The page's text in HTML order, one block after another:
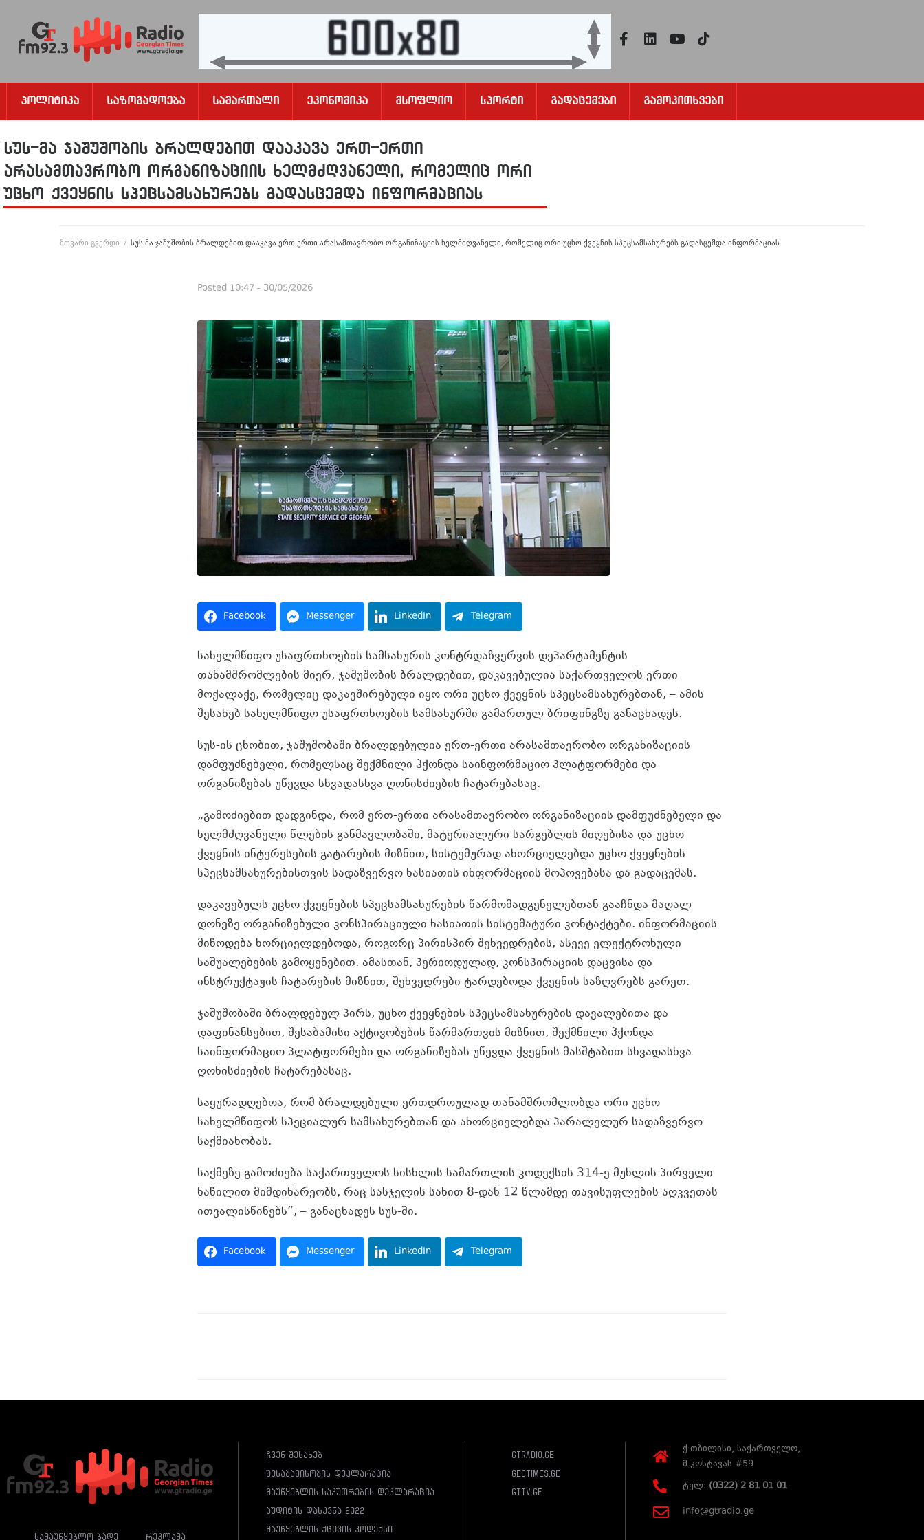
Პოლიტიკა Საზოგადოება Სამართალი Ეკონომიკა Მსოფლიო Სპორტი Გადაცემები Გამოკითხვები
სუს-მა ჯაშუშობის ბრალდებით დააკავა ერთ-ერთი
არასამთავრობო ორგანიზაციის ხელმძღვანელი, რომელიც ორი
უცხო ქვეყნის სპეცსამსახურებს გადასცემდა ინფორმაციას
მთვარი გვერდი / სუს-მა ჯაშუშობის ბრალდებით დააკავა ერთ-ერთი არასამთავრობო ორგანიზაციის ხელმძღვანელი, რომელიც ორი უცხო ქვეყნის სპეცსამსახურებს გადასცემდა ინფორმაციას
Posted 10:47 - 30/05/2026
Facebook Messenger LinkedIn Telegram
სახელმწიფო უსაფრთხოების სამსახურის კონტრდაზვერვის დეპარტამენტის
თანამშრომლების მიერ, ჯაშუშობის ბრალდებით, დაკავებულია საქართველოს ერთი
მოქალაქე, რომელიც დაკავშირებული იყო ორი უცხო ქვეყნის სპეცსამსახურებთან, – ამის
შესახებ სახელმწიფო უსაფრთხოების სამსახურში გამართულ ბრიფინგზე განაცხადეს.
სუს-ის ცნობით, ჯაშუშობაში ბრალდებულია ერთ-ერთი არასამთავრობო ორგანიზაციის
დამფუძნებელი, რომელსაც შექმნილი ჰქონდა საინფორმაციო პლატფორმები და
ორგანიზებას უწევდა სხვადასხვა ღონისძიების ჩატარებასაც.
„გამოძიებით დადგინდა, რომ ერთ-ერთი არასამთავრობო ორგანიზაციის დამფუძნებელი და
ხელმძღვანელი წლების განმავლობაში, მატერიალური სარგებლის მიღებისა და უცხო
ქვეყნის ინტერესების გატარების მიზნით, სისტემურად ახორციელებდა უცხო ქვეყნების
სპეცსამსახურებისთვის სადაზვერვო ხასიათის ინფორმაციის მოპოვებასა და გადაცემას.
დაკავებულს უცხო ქვეყნების სპეცსამსახურების წარმომადგენელებთან გააჩნდა მაღალ
დონეზე ორგანიზებული კონსპირაციული ხასიათის სისტემატური კონტაქტები. ინფორმაციის
მიწოდება ხორციელდებოდა, როგორც პირისპირ შეხვედრების, ასევე ელექტრონული
საშუალებების გამოყენებით. ამასთან, პერიოდულად, კონსპირაციის დაცვისა და
ინსტრუქტაჟის ჩატარების მიზნით, შეხვედრები ტარდებოდა ქვეყნის საზღვრებს გარეთ.
ჯაშუშობაში ბრალდებულ პირს, უცხო ქვეყნების სპეცსამსახურების დავალებითა და
დაფინანსებით, შესაბამისი აქტივობების წარმართვის მიზნით, შექმნილი ჰქონდა
საინფორმაციო პლატფორმები და ორგანიზებას უწევდა ქვეყნის მასშტაბით სხვადასხვა
ღონისძიების ჩატარებასაც.
საყურადღებოა, რომ ბრალდებული ერთდროულად თანამშრომლობდა ორი უცხო
სახელმწიფოს სპეციალურ სამსახურებთან და ახორციელებდა პარალელურ სადაზვერვო
საქმიანობას.
საქმეზე გამოძიება საქართველოს სისხლის სამართლის კოდექსის 314-ე მუხლის პირველი
ნაწილით მიმდინარეობს, რაც სასჯელის სახით 8-დან 12 წლამდე თავისუფლების აღკვეთას
ითვალისწინებს”, – განაცხადეს სუს-ში.
Facebook Messenger LinkedIn Telegram
სამაუწყებლო ბადე რეკლამა
ჩვენ შესახებ
შესაბამისობის დეკლარაცია
მაუწყებლის საკუთრების დეკლარაცია
აუდიტის დასკვნა 2022
მაუწყებლის ქცევის კოდექსი
gtradio.ge
geotimes.ge
gttv.ge
ქ.თბილისი, საქართველო,
მ.კოსტავას #59
ტელ: (0322) 2 81 01 01
info@gtradio.ge